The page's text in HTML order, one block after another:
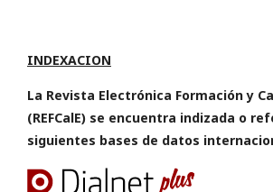
INDEXACION
La Revista Electrónica Formación y
(REFCalE) se encuentra indizada o
siguientes bases de datos